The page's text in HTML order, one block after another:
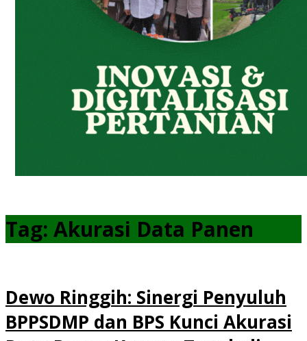
Tag: Akurasi Data Panen
Dewo Ringgih: Sinergi Penyuluh
BPPSDMP dan BPS Kunci Akurasi